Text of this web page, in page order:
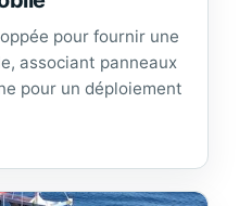
pour fournir une
associant panneaux
pour un déploiement